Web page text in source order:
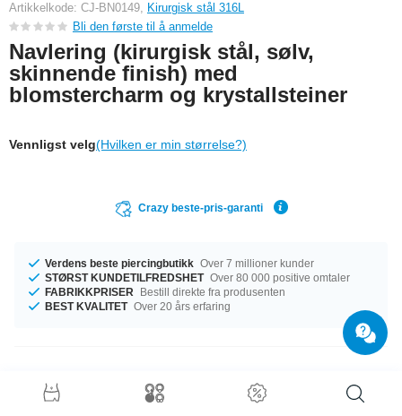
Artikkelkode: CJ-BN0149, Kirurgisk stål 316L
Bli den første til å anmelde
Navlering (kirurgisk stål, sølv,
skinnende finish) med
blomstercharm og krystallsteiner
Vennligst velg(Hvilken er min størrelse?)
Crazy beste-pris-garanti
Verdens beste piercingbutikk Over 7 millioner kunder
STØRST KUNDETILFREDSHET Over 80 000 positive omtaler
FABRIKKPRISER
Bestill direkte fra produsenten
BEST KVALITET Over 20 års erfaring
Produktdetaljer